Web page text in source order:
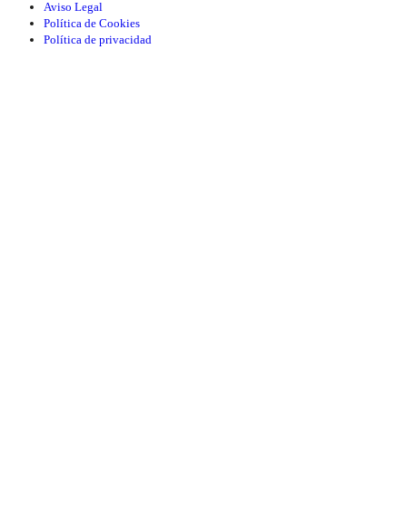
Aviso Legal
Política de Cookies
Política de privacidad